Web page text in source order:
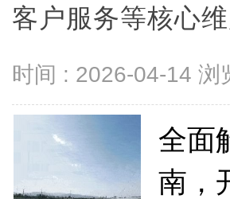
客户服务等核心
时间 : 2026-04-14 浏
全面
南，